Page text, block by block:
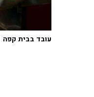
עובד בבית קפה